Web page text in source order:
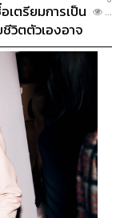
เตรียมการเป็น
วิตตัวเองอาจ
...